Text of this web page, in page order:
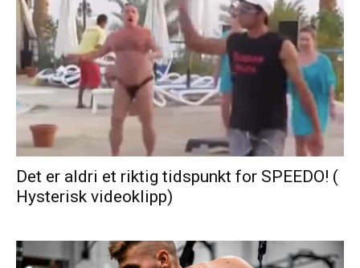
Det er aldri et riktig tidspunkt for SPEEDO! (
Hysterisk videoklipp)